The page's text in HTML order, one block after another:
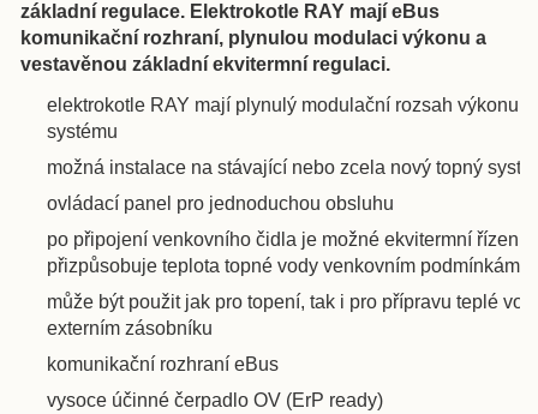
základní regulace. Elektrokotle RAY mají eBus
komunikační rozhraní, plynulou modulaci výkonu a
vestavěnou základní ekvitermní regulaci.
elektrokotle RAY mají plynulý modulační rozsah výkonu
systému
možná instalace na stávající nebo zcela nový topný
ovládací panel pro jednoduchou obsluhu
po připojení venkovního čidla je možné ekvitermní řízení
přizpůsobuje teplota topné vody venkovním podmínkám
může být použit jak pro topení, tak i pro přípravu teplé
externím zásobníku
komunikační rozhraní eBus
vysoce účinné čerpadlo OV (ErP ready)